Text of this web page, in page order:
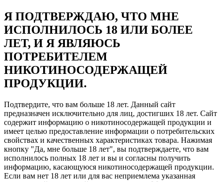
Я ПОДТВЕРЖДАЮ, ЧТО МНЕ
ИСПОЛНИЛОСЬ 18 ИЛИ БОЛЕЕ
ЛЕТ, И Я ЯВЛЯЮСЬ
ПОТРЕБИТЕЛЕМ
НИКОТИНОСОДЕРЖАЩЕЙ
ПРОДУКЦИИ.
Подтвердите, что вам больше 18 лет. Данный сайт
предназначен исключительно для лиц, достигших 18 лет. Сайт
содержит информацию о никотиносодержащей продукции и
имеет целью предоставление информации о потребительских
свойствах и качественных характеристиках товара. Нажимая
кнопку "Да, мне больше 18 лет", вы подтверждаете, что вам
исполнилось полных 18 лет и вы и согласны получить
информацию, касающуюся никотиносодержащей продукции.
Если вам нет 18 лет или для вас неприемлема указанная